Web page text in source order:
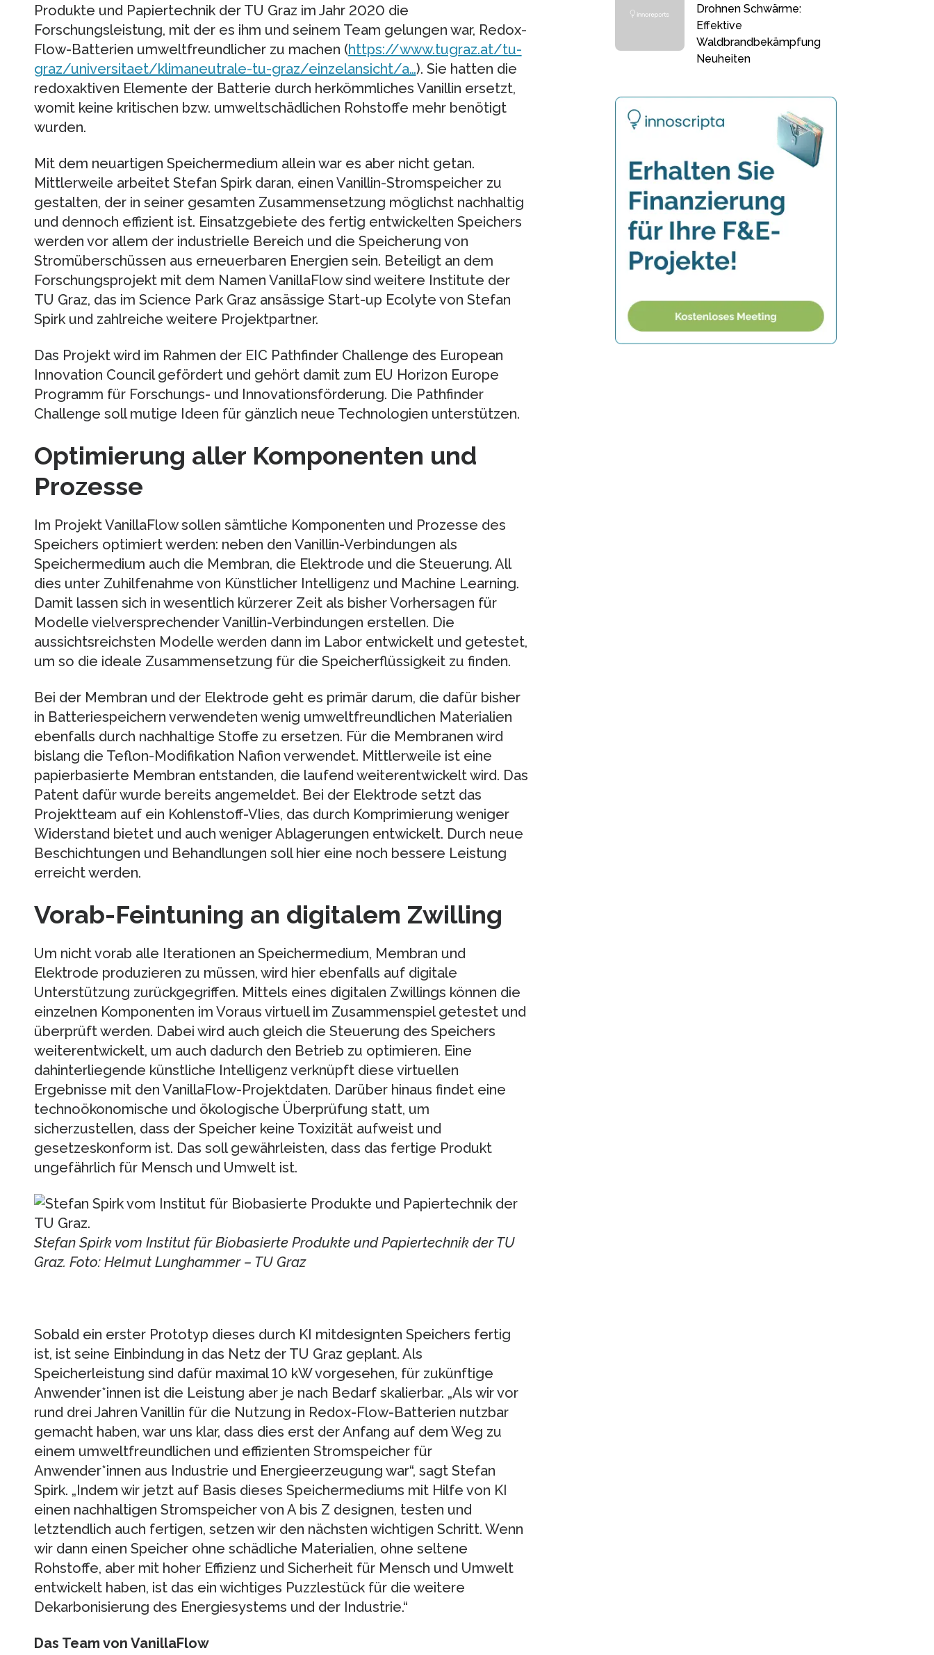
Produkte und Papiertechnik der TU Graz im Jahr 2020 die
Forschungsleistung, mit der es ihm und seinem Team gelungen war, Redox-
Flow-Batterien umweltfreundlicher zu machen (https://www.tugraz.at/tu-
graz/universitaet/klimaneutrale-tu-graz/einzelansicht/a…). Sie hatten die
redoxaktiven Elemente der Batterie durch herkömmliches Vanillin ersetzt,
womit keine kritischen bzw. umweltschädlichen Rohstoffe mehr benötigt
wurden.
Mit dem neuartigen Speichermedium allein war es aber nicht getan.
Mittlerweile arbeitet Stefan Spirk daran, einen Vanillin-Stromspeicher zu
gestalten, der in seiner gesamten Zusammensetzung möglichst nachhaltig
und dennoch effizient ist. Einsatzgebiete des fertig entwickelten Speichers
werden vor allem der industrielle Bereich und die Speicherung von
Stromüberschüssen aus erneuerbaren Energien sein. Beteiligt an dem
Forschungsprojekt mit dem Namen VanillaFlow sind weitere Institute der
TU Graz, das im Science Park Graz ansässige Start-up Ecolyte von Stefan
Spirk und zahlreiche weitere Projektpartner.
Das Projekt wird im Rahmen der EIC Pathfinder Challenge des European
Innovation Council gefördert und gehört damit zum EU Horizon Europe
Programm für Forschungs- und Innovationsförderung. Die Pathfinder
Challenge soll mutige Ideen für gänzlich neue Technologien unterstützen.
Optimierung aller Komponenten und
Prozesse
Im Projekt VanillaFlow sollen sämtliche Komponenten und Prozesse des
Speichers optimiert werden: neben den Vanillin-Verbindungen als
Speichermedium auch die Membran, die Elektrode und die Steuerung. All
dies unter Zuhilfenahme von Künstlicher Intelligenz und Machine Learning.
Damit lassen sich in wesentlich kürzerer Zeit als bisher Vorhersagen für
Modelle vielversprechender Vanillin-Verbindungen erstellen. Die
aussichtsreichsten Modelle werden dann im Labor entwickelt und getestet,
um so die ideale Zusammensetzung für die Speicherflüssigkeit zu finden.
Bei der Membran und der Elektrode geht es primär darum, die dafür bisher
in Batteriespeichern verwendeten wenig umweltfreundlichen Materialien
ebenfalls durch nachhaltige Stoffe zu ersetzen. Für die Membranen wird
bislang die Teflon-Modifikation Nafion verwendet. Mittlerweile ist eine
papierbasierte Membran entstanden, die laufend weiterentwickelt wird. Das
Patent dafür wurde bereits angemeldet. Bei der Elektrode setzt das
Projektteam auf ein Kohlenstoff-Vlies, das durch Komprimierung weniger
Widerstand bietet und auch weniger Ablagerungen entwickelt. Durch neue
Beschichtungen und Behandlungen soll hier eine noch bessere Leistung
erreicht werden.
Vorab-Feintuning an digitalem Zwilling
Um nicht vorab alle Iterationen an Speichermedium, Membran und
Elektrode produzieren zu müssen, wird hier ebenfalls auf digitale
Unterstützung zurückgegriffen. Mittels eines digitalen Zwillings können die
einzelnen Komponenten im Voraus virtuell im Zusammenspiel getestet und
überprüft werden. Dabei wird auch gleich die Steuerung des Speichers
weiterentwickelt, um auch dadurch den Betrieb zu optimieren. Eine
dahinterliegende künstliche Intelligenz verknüpft diese virtuellen
Ergebnisse mit den VanillaFlow-Projektdaten. Darüber hinaus findet eine
technoökonomische und ökologische Überprüfung statt, um
sicherzustellen, dass der Speicher keine Toxizität aufweist und
gesetzeskonform ist. Das soll gewährleisten, dass das fertige Produkt
ungefährlich für Mensch und Umwelt ist.
Stefan Spirk vom Institut für Biobasierte Produkte und Papiertechnik der TU
Graz. Foto: Helmut Lunghammer – TU Graz
Sobald ein erster Prototyp dieses durch KI mitdesignten Speichers fertig
ist, ist seine Einbindung in das Netz der TU Graz geplant. Als
Speicherleistung sind dafür maximal 10 kW vorgesehen, für zukünftige
Anwender*innen ist die Leistung aber je nach Bedarf skalierbar. „Als wir vor
rund drei Jahren Vanillin für die Nutzung in Redox-Flow-Batterien nutzbar
gemacht haben, war uns klar, dass dies erst der Anfang auf dem Weg zu
einem umweltfreundlichen und effizienten Stromspeicher für
Anwender*innen aus Industrie und Energieerzeugung war“, sagt Stefan
Spirk. „Indem wir jetzt auf Basis dieses Speichermediums mit Hilfe von KI
einen nachhaltigen Stromspeicher von A bis Z designen, testen und
letztendlich auch fertigen, setzen wir den nächsten wichtigen Schritt. Wenn
wir dann einen Speicher ohne schädliche Materialien, ohne seltene
Rohstoffe, aber mit hoher Effizienz und Sicherheit für Mensch und Umwelt
entwickelt haben, ist das ein wichtiges Puzzlestück für die weitere
Dekarbonisierung des Energiesystems und der Industrie.“
Das Team von VanillaFlow
Drohnen Schwärme:
Effektive
Waldbrandbekämpfung
Neuheiten